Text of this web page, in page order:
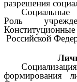
разрешения
Социальные
Роль
Российской
формирования